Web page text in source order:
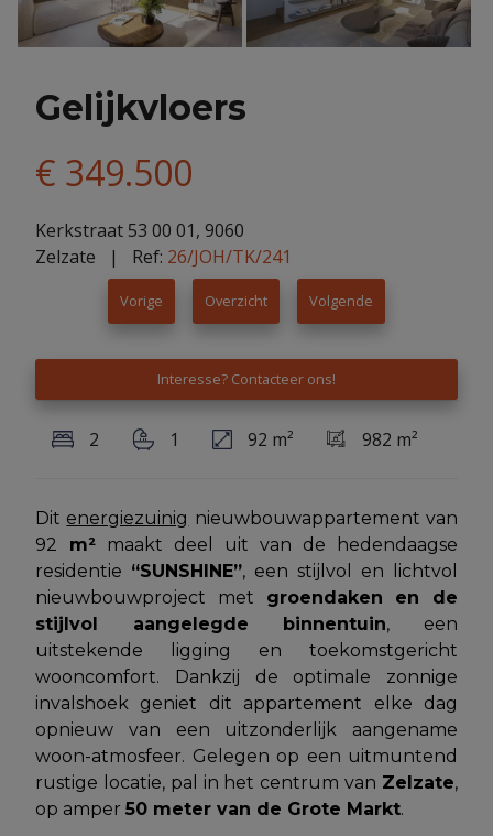
Gelijkvloers
€ 349.500
Kerkstraat 53 00 01, 9060
Zelzate | Ref: 26/JOH/TK/241
Vorige Overzicht Volgende
Interesse? Contacteer ons!
2 1 92 m² 982 m²
Dit energiezuinig nieuwbouwappartement van
92
m² maakt deel uit van de hedendaagse
residentie “SUNSHINE”, een stijlvol en lichtvol
nieuwbouwproject met groendaken en de
stijlvol aangelegde binnentuin, een
uitstekende ligging en toekomstgericht
wooncomfort. Dankzij de optimale zonnige
invalshoek geniet dit appartement elke dag
opnieuw van een uitzonderlijk aangename
woon-atmosfeer. Gelegen op een uitmuntend
rustige locatie, pal in het centrum van Zelzate,
op amper 50 meter van de Grote Markt.